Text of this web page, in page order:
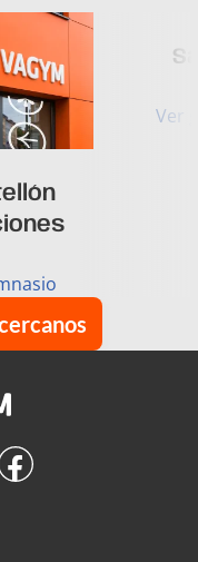
Ver